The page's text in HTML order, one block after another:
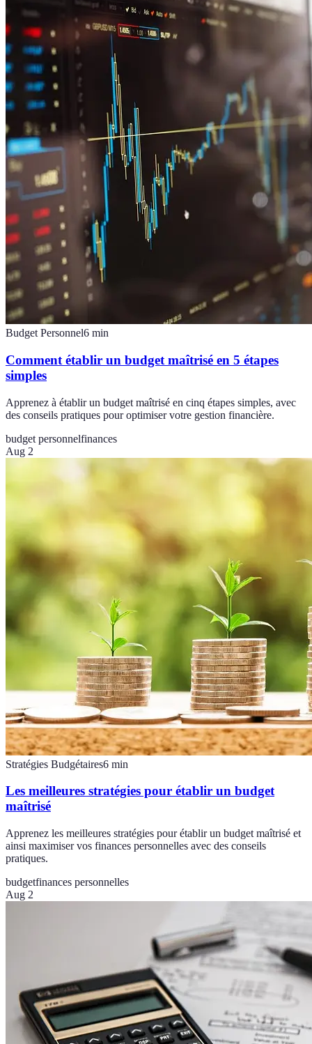
Budget Personnel6 min
Comment établir un budget maîtrisé en 5 étapes
simples
Apprenez à établir un budget maîtrisé en cinq étapes simples, avec
des conseils pratiques pour optimiser votre gestion financière.
budget personnelfinances
Aug 2
Stratégies Budgétaires6 min
Les meilleures stratégies pour établir un budget
maîtrisé
Apprenez les meilleures stratégies pour établir un budget maîtrisé et
ainsi maximiser vos finances personnelles avec des conseils
pratiques.
budgetfinances personnelles
Aug 2